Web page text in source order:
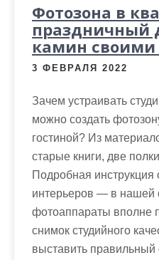
Фотозона в
праздничный
камин
3 ФЕВРАЛЯ 2022
Зачем устраивать
можно создать
гостиной? Из
старые книги, две
Подробная инструкция
интерьеров — в нашей
фотоаппараты вполне
снимок студийного
выставить правильный